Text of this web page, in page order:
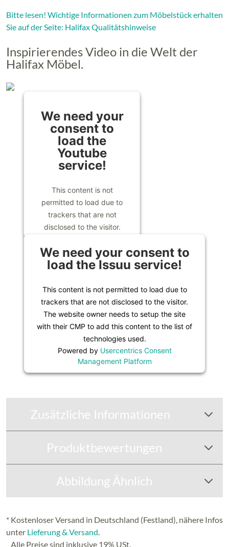
Bitte lesen! Wichtige Informationen zum Möbelstück erhalten
Sie auf der Seite: Halifax Qualitätshinweise
Inspirierendes Video in die Welt der
Halifax Möbel.
We need your
consent to
load the
Youtube
service!
This content is not
permitted to load due to
trackers that are not
disclosed to the visitor.
to setup the site with their
CMP to add this content to
used.
Powered byUsercentrics
Consent Management
Platform
We need your consent to
load the Issuu service!
This content is not permitted to load due to
trackers that are not disclosed to the visitor.
The website owner needs to setup the site
with their CMP to add this content to the list of
technologies used.
Powered by Usercentrics Consent
Management Platform
Zusätzliche Informationen
Produktbewertungen
Abbildung Ähnlich
* Kostenloser Versand in Deutschland (Festland), nähere Infos
unter Lieferung & Versand
Alle Preise sind inklusive 19% USt.